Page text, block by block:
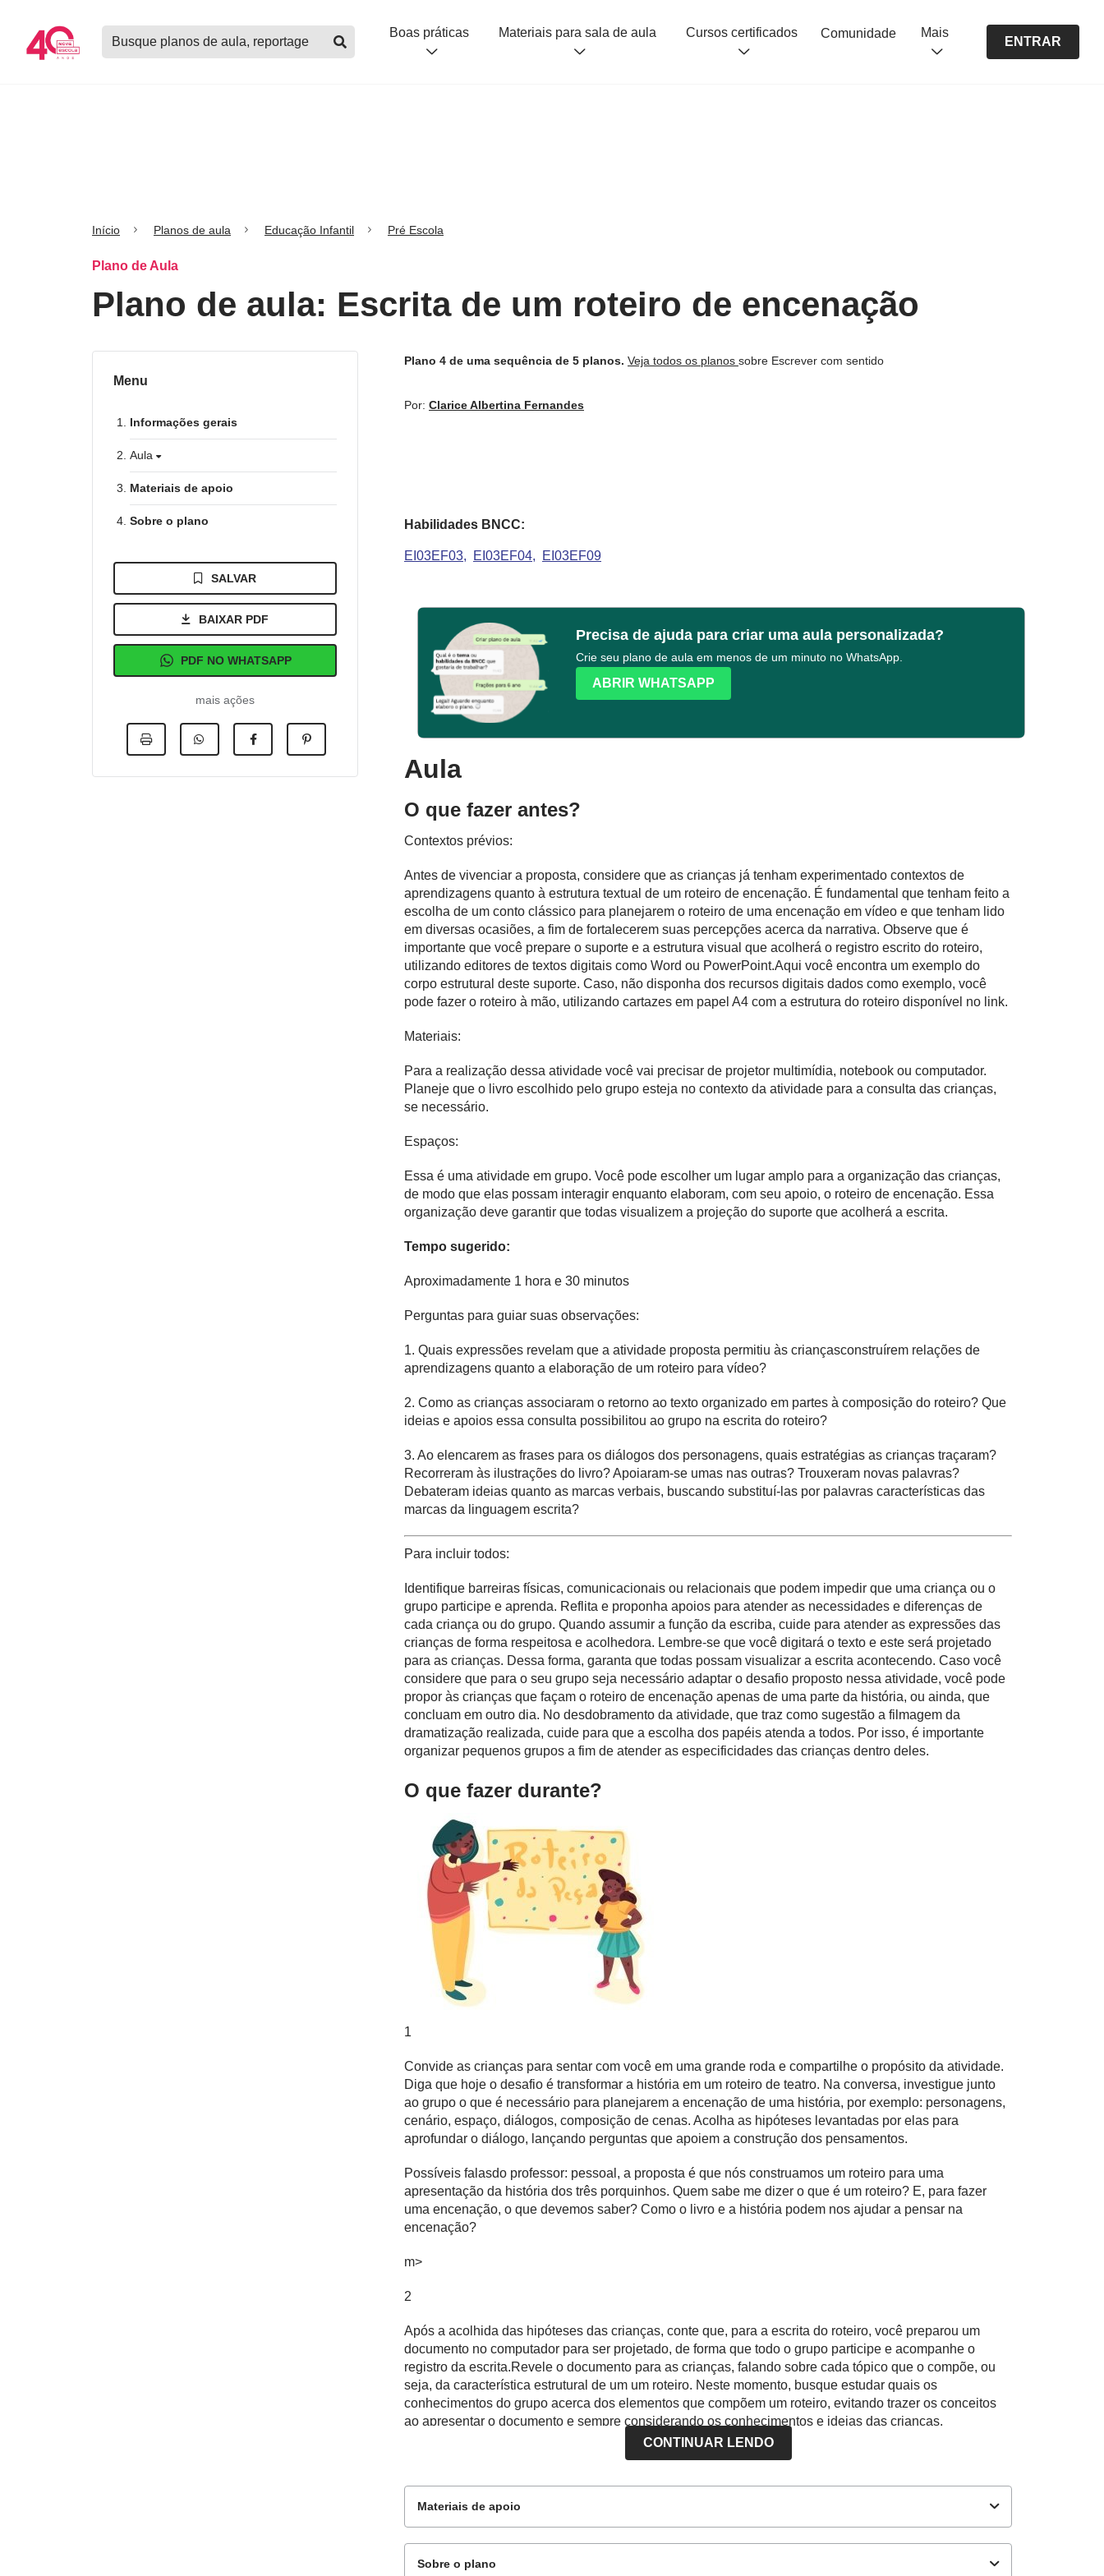
Buscar
planos
Boas práticas Materiais para sala de aula Cursos certificados Comunidade Mais
ENTRAR
Início Planos de aula Educação Infantil Pré Escola
Plano de Aula
Plano de aula: Escrita de um roteiro de encenação
Menu
Informações gerais
Aula
Materiais de apoio
Sobre o plano
SALVAR
BAIXAR PDF
PDF NO WHATSAPP
mais ações
Plano 4 de uma sequência de 5 planos. Veja todos os planos sobre Escrever com sentido
Por: Clarice Albertina Fernandes
Habilidades BNCC:
EI03EF03 EI03EF04 EI03EF09
Precisa de ajuda para criar uma aula personalizada?
Crie seu plano de aula em menos de um minuto no WhatsApp.
ABRIR WHATSAPP
Aula
O que fazer antes?
Contextos prévios:
Antes de vivenciar a proposta, considere que as crianças já tenham experimentado contextos de
aprendizagens quanto à estrutura textual de um roteiro de encenação. É fundamental que tenham feito a
escolha de um conto clássico para planejarem o roteiro de uma encenação em vídeo e que tenham lido
em diversas ocasiões, a fim de fortalecerem suas percepções acerca da narrativa. Observe que é
importante que você prepare o suporte e a estrutura visual que acolherá o registro escrito do roteiro,
utilizando editores de textos digitais como Word ou PowerPoint.Aqui você encontra um exemplo do
corpo estrutural deste suporte. Caso, não disponha dos recursos digitais dados como exemplo, você
pode fazer o roteiro à mão, utilizando cartazes em papel A4 com a estrutura do roteiro disponível no link.
Materiais:
Para a realização dessa atividade você vai precisar de projetor multimídia, notebook ou computador.
Planeje que o livro escolhido pelo grupo esteja no contexto da atividade para a consulta das crianças,
se necessário.
Espaços:
Essa é uma atividade em grupo. Você pode escolher um lugar amplo para a organização das crianças,
de modo que elas possam interagir enquanto elaboram, com seu apoio, o roteiro de encenação. Essa
organização deve garantir que todas visualizem a projeção do suporte que acolherá a escrita.
Tempo sugerido:
Aproximadamente 1 hora e 30 minutos
Perguntas para guiar suas observações:
1. Quais expressões revelam que a atividade proposta permitiu às criançasconstruírem relações de
aprendizagens quanto a elaboração de um roteiro para vídeo?
2. Como as crianças associaram o retorno ao texto organizado em partes à composição do roteiro? Que
ideias e apoios essa consulta possibilitou ao grupo na escrita do roteiro?
3. Ao elencarem as frases para os diálogos dos personagens, quais estratégias as crianças traçaram?
Recorreram às ilustrações do livro? Apoiaram-se umas nas outras? Trouxeram novas palavras?
Debateram ideias quanto as marcas verbais, buscando substituí-las por palavras características das
marcas da linguagem escrita?
Para incluir todos:
Identifique barreiras físicas, comunicacionais ou relacionais que podem impedir que uma criança ou o
grupo participe e aprenda. Reflita e proponha apoios para atender as necessidades e diferenças de
cada criança ou do grupo. Quando assumir a função da escriba, cuide para atender as expressões das
crianças de forma respeitosa e acolhedora. Lembre-se que você digitará o texto e este será projetado
para as crianças. Dessa forma, garanta que todas possam visualizar a escrita acontecendo. Caso você
considere que para o seu grupo seja necessário adaptar o desafio proposto nessa atividade, você pode
propor às crianças que façam o roteiro de encenação apenas de uma parte da história, ou ainda, que
concluam em outro dia. No desdobramento da atividade, que traz como sugestão a filmagem da
dramatização realizada, cuide para que a escolha dos papéis atenda a todos. Por isso, é importante
organizar pequenos grupos a fim de atender as especificidades das crianças dentro deles.
O que fazer durante?
1
Convide as crianças para sentar com você em uma grande roda e compartilhe o propósito da atividade.
Diga que hoje o desafio é transformar a história em um roteiro de teatro. Na conversa, investigue junto
ao grupo o que é necessário para planejarem a encenação de uma história, por exemplo: personagens,
cenário, espaço, diálogos, composição de cenas. Acolha as hipóteses levantadas por elas para
aprofundar o diálogo, lançando perguntas que apoiem a construção dos pensamentos.
Possíveis falasdo professor: pessoal, a proposta é que nós construamos um roteiro para uma
apresentação da história dos três porquinhos. Quem sabe me dizer o que é um roteiro? E, para fazer
uma encenação, o que devemos saber? Como o livro e a história podem nos ajudar a pensar na
encenação?
m>
2
Após a acolhida das hipóteses das crianças, conte que, para a escrita do roteiro, você preparou um
documento no computador para ser projetado, de forma que todo o grupo participe e acompanhe o
registro da escrita.Revele o documento para as crianças, falando sobre cada tópico que o compõe, ou
seja, da característica estrutural de um um roteiro. Neste momento, busque estudar quais os
conhecimentos do grupo acerca dos elementos que compõem um roteiro, evitando trazer os conceitos
ao apresentar o documento e sempre considerando os conhecimentos e ideias das crianças.
Possíveis falas e ações do professor:Pessoal, este é o documento que preparei para registrar o nosso
personagens da história! (evidenciando o espaço reservado). Quem são os personagens de uma
história?
m>
CONTINUAR LENDO
Materiais de apoio
Sobre o plano